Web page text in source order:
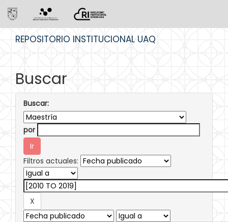
REPOSITORIO INSTITUCIONAL UAQ
Buscar
Buscar:
por
Filtros actuales: